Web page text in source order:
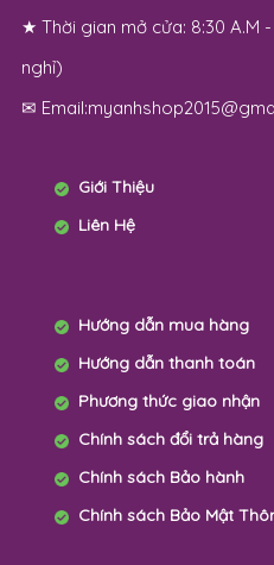
★ Thời gian mở cửa: 8:30 A.M -
nghỉ)
✉
Giới Thiệu
Liên Hệ
Hướng dẫn mua hàng
Hướng dẫn thanh toán
Phương thức giao nhận
Chính sách đổi trả hàng
Chính sách Bảo hành
Chính sách Bảo Mật